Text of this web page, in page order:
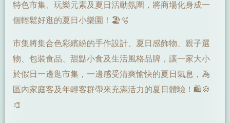
特色市集、玩樂元素及夏日活動氛圍，將商場化身成一
個輕鬆好逛的夏日小樂園！🏖️🫧
市集將集合色彩繽紛的手作設計、夏日感飾物、親子選
物、包裝食品、甜點小食及生活風格品牌，讓一家大小
於假日一邊逛市集，一邊感受清爽愉快的夏日氣息，為
區內家庭客及年輕客群帶來充滿活力的夏日體驗！🛍️🍪
🎨